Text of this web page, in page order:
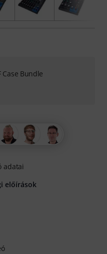
adatai
előírások
Case Bundle